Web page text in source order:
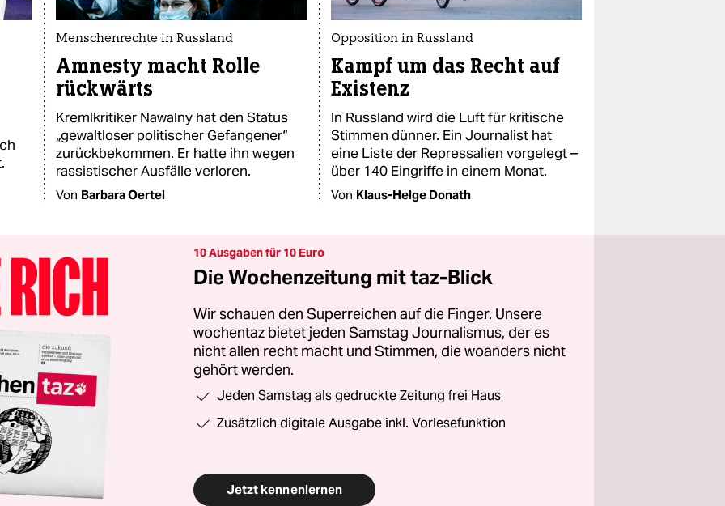
Menschenrechte in Russland
Amnesty macht Rolle
rückwärts
Kremlkritiker Nawalny hat den Status
„gewaltloser politischer Gefangener“
zurückbekommen. Er hatte ihn wegen
rassistischer Ausfälle verloren.
Von Barbara Oertel
Opposition in Russland
Kampf um das Recht auf
Existenz
In Russland wird die Luft für kritische
Stimmen dünner. Ein Journalist hat
eine Liste der Repressalien vorgelegt –
über 140 Eingriffe in einem Monat.
Von Klaus-Helge Donath
10 Ausgaben für 10 Euro
Die Wochenzeitung mit taz-Blick
Wir schauen den Superreichen auf die Finger. Unsere
wochentaz bietet jeden Samstag Journalismus, der es
nicht allen recht macht und Stimmen, die woanders nicht
gehört werden.
Jeden Samstag als gedruckte Zeitung frei Haus
Zusätzlich digitale Ausgabe inkl. Vorlesefunktion
Jetzt kennenlernen